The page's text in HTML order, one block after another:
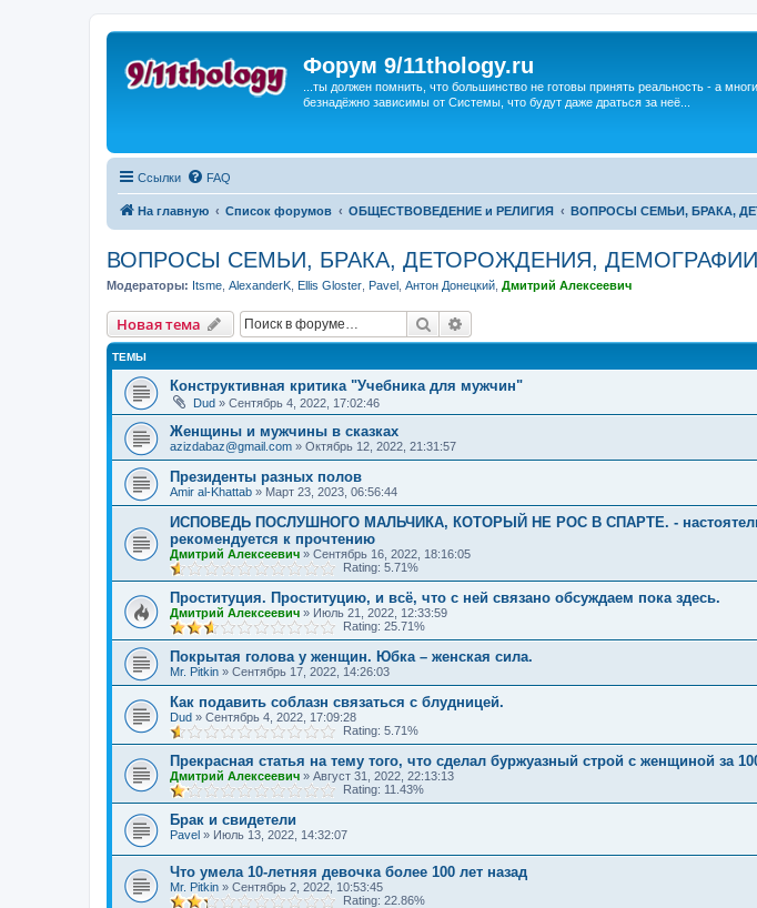
Форум 9/11thology.ru
...ты должен помнить, что большинство не готовы принять реальность - а
безнадёжно зависимы от Системы, что будут даже драться за неё...
Ссылки FAQ
На главную Список форумов ОБЩЕСТВОВЕДЕНИЕ и РЕЛИГИЯ ВОПРОСЫ СЕМЬИ, БРАКА,
ВОПРОСЫ СЕМЬИ, БРАКА, ДЕТОРОЖДЕНИЯ,
Модераторы: Itsme AlexanderK Ellis Gloster Pavel Антон Донецкий Дмитрий Алексеевич
Новая тема Поиск
ТЕМЫ
Конструктивная критика "Учебника для мужчин"
Dud » Сентябрь 4, 2022, 17:02:46
Женщины и мужчины в сказках
azizdabaz@gmail.com » Октябрь 12, 2022, 21:31:57
Президенты разных полов
Amir al-Khattab » Март 23, 2023, 06:56:44
ИСПОВЕДЬ ПОСЛУШНОГО МАЛЬЧИКА, КОТОРЫЙ НЕ РОС В СПАРТЕ. -
рекомендуется к прочтению
Дмитрий Алексеевич » Сентябрь 16, 2022, 18:16:05
Rating: 5.71%
Проституция. Проституцию, и всё, что с ней связано обсуждаем пока здесь.
Дмитрий Алексеевич » Июль 21, 2022, 12:33:59
Rating: 25.71%
Покрытая голова у женщин. Юбка – женская сила.
Mr. Pitkin » Сентябрь 17, 2022, 14:26:03
Как подавить соблазн связаться с блудницей.
Dud » Сентябрь 4, 2022, 17:09:28
Rating: 5.71%
Прекрасная статья на тему того, что сделал буржуазный строй с женщиной за
Дмитрий Алексеевич » Август 31, 2022, 22:13:13
Rating: 11.43%
Брак и свидетели
Pavel » Июль 13, 2022, 14:32:07
Что умела 10-летняя девочка более 100 лет назад
Mr. Pitkin » Сентябрь 2, 2022, 10:53:45
Rating: 22.86%